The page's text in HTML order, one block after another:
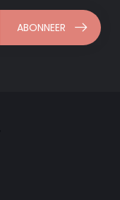
ABONNEER